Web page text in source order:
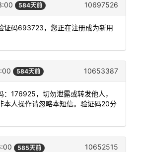
584天前 10697526
证码693723，您正在注册成为新用
584天前 10653387
：176925，切勿泄露或转发他人，
本人操作请忽略本短信。验证码20分
585天前 10652515